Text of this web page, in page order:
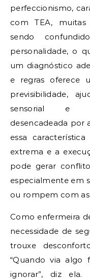
perfeccionismo,
com TEA, muitas
sendo
personalidade, o
um diagnóstico
e regras oferece
previsibilidade,
sensorial e
desencadeada por
essa
extrema e a
pode gerar
especialmente em
ou rompem com
Como enfermeira
necessidade de
trouxe
“Quando via algo
ignorar”, diz ela.